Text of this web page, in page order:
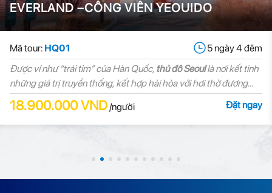
EVERLAND –CÔNG VIÊN YEOUIDO
Mã tour: HQ01
5 ngày 4 đêm
Được ví như “trái tim” của Hàn Quốc, thủ đô Seoullà nơi kết tinh
những giá trị truyền thống, kết hợp hài hòa với hơi thở đương
đại, là địa điểm du lịch và trải nghiệm nổi tiếng.
18.900.000 VND/người Đặt ngay